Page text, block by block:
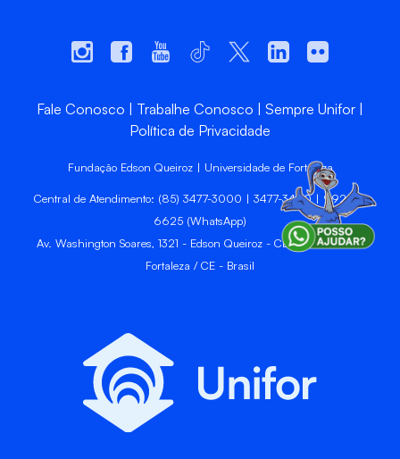
Fale Conosco Trabalhe Conosco
Sempre Unifor
Política de Privacidade
Fundação Edson Queiroz | Universidade de Fortaleza
Central de Atendimento: (85) 3477-3000 | 3477-3400 | 99246-
6625 (WhatsApp)
Av. Washington Soares, 1321 - Edson Queiroz - CEP 60811-905 -
Fortaleza / CE - Brasil